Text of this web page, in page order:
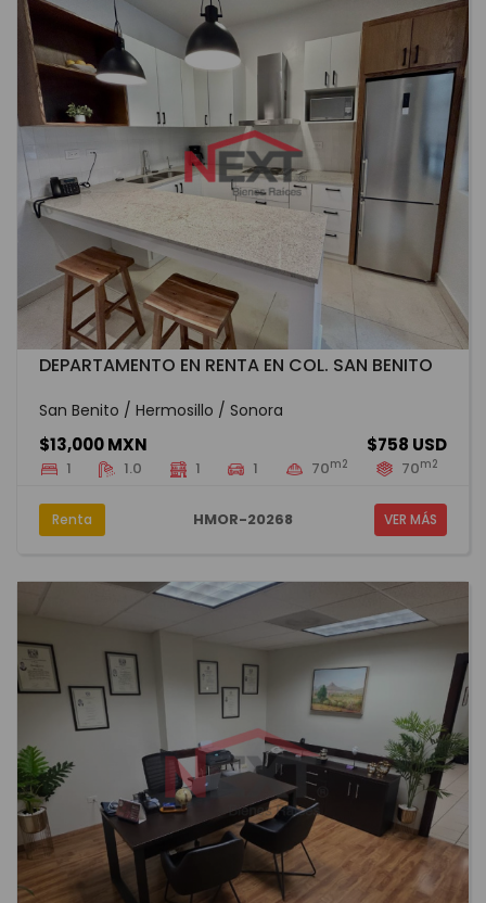
DEPARTAMENTO EN RENTA EN COL. SAN BENITO
San Benito / Hermosillo / Sonora
$13,000 MXN $758 USD
1 1.0 1 1 70m2 70m2
Renta HMOR-20268 VER MÁS